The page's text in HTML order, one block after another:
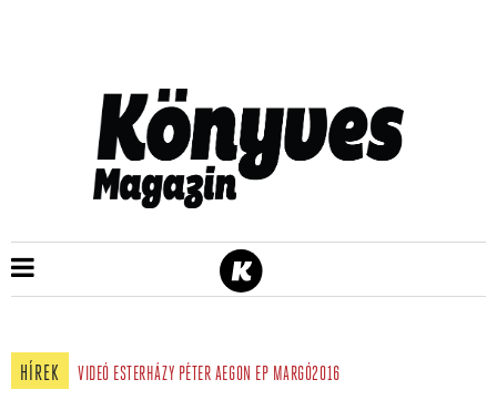
HÍREK VIDEÓ ESTERHÁZY PÉTER AEGON EP MARGÓ2016